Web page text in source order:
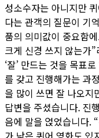
성소수자는 아니지만
다는 관객의 질문이 기
품의 의미값이 중요함
크게 신경 쓰지 않는가
‘잘’ 만드는 것을 목표
를 갖고 진행해가는 과
을 많이 쓰면 잘 나오지
답변을 주셨습니다. 진
음에 말을 얹었습니다.